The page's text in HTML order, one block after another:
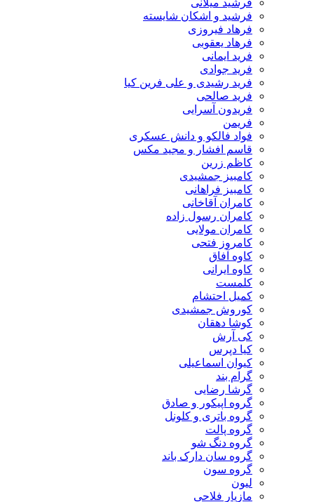
فرشید و اشکان شایسته
فرهاد فیروزی
فرهاد یعقوبی
فرید ایمانی
فرید جوادی
فرید رشیدی و علی فرین کیا
فرید صالحی
فریدون آسرایی
فریمن
فواد فالکو و دانش عسکری
قاسم افشار و مجید مکس
کاظم زرین
کامبیز جمشیدی
کامبیز فراهانی
کامران آقاخانی
کامران رسول زاده
کامران مولایی
کامروز فتحی
کاوه آفاق
کاوه ایرانی
کلمست
کمیل احتشام
کوروش جمشیدی
کوشا دهقان
کی آرش
کیا دپرس
کیوان اسماعیلی
گرام بند
گرشا رضایی
گروه اپیکور و صادق
گروه باتری و کلونل
گروه پالت
گروه دنگ شو
گروه سان دارک باند
گروه سون
لیون
مازیار فلاحی